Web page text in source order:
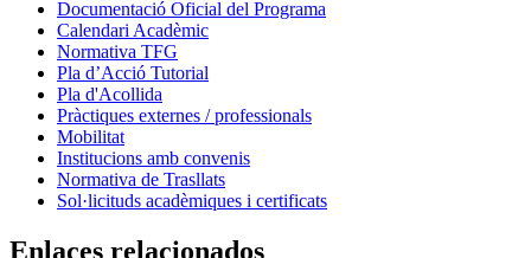
Documentació Oficial del Programa
Calendari Acadèmic
Normativa TFG
Pla d’Acció Tutorial
Pla d'Acollida
Pràctiques externes / professionals
Mobilitat
Institucions amb convenis
Normativa de Trasllats
Sol·licituds acadèmiques i certificats
Enlaces relacionados